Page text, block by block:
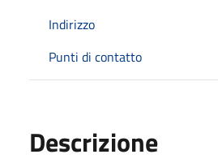
Indirizzo
Punti di contatto
Descrizione